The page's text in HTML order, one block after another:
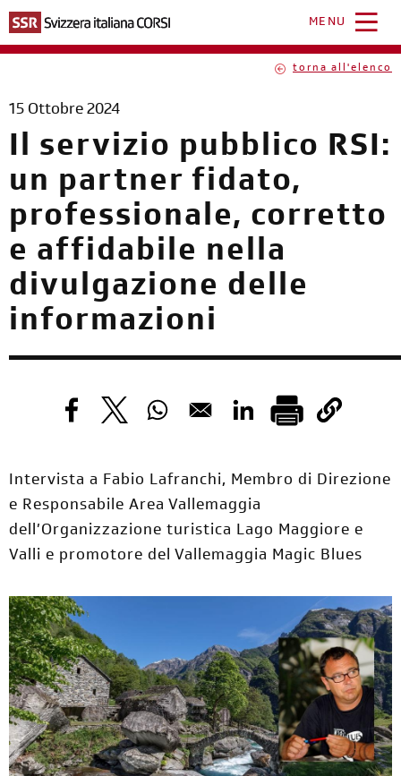
contenuto
principale
MENU
torna all'elenco
Il servizio pubblico RSI:
un partner fidato,
professionale, corretto
e affidabile nella
divulgazione delle
informazioni
Opens in a new window
Opens in a new window
Opens in a new window
Opens in a new
15 Ottobre 2024
Intervista a Fabio Lafranchi, Membro di Direzione
e Responsabile Area Vallemaggia
dell’Organizzazione turistica Lago Maggiore e
Valli e promotore del Vallemaggia Magic Blues